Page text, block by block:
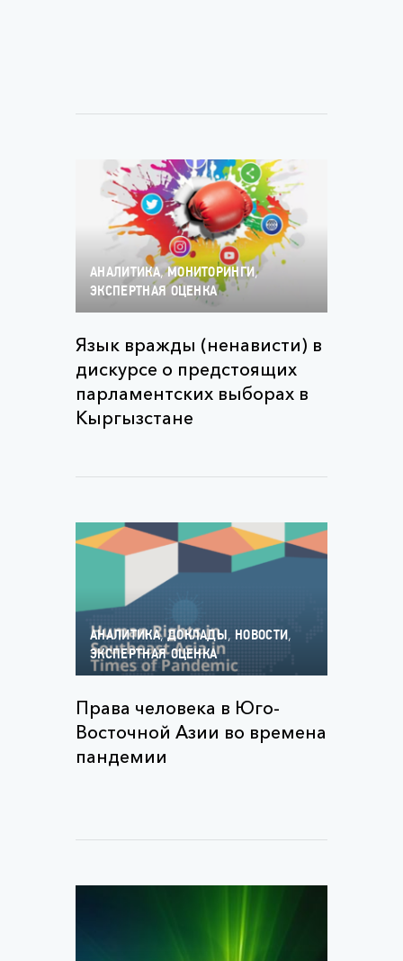
АНАЛИТИКА,МОНИТОРИНГИ,
ЭКСПЕРТНАЯ ОЦЕНКА
Язык вражды (ненависти) в
дискурсе о предстоящих
парламентских выборах в
Кыргызстане
АНАЛИТИКА,ДОКЛАДЫ , НОВОСТИ,
ЭКСПЕРТНАЯ ОЦЕНКА
Права человека в Юго-
Восточной Азии во времена
пандемии